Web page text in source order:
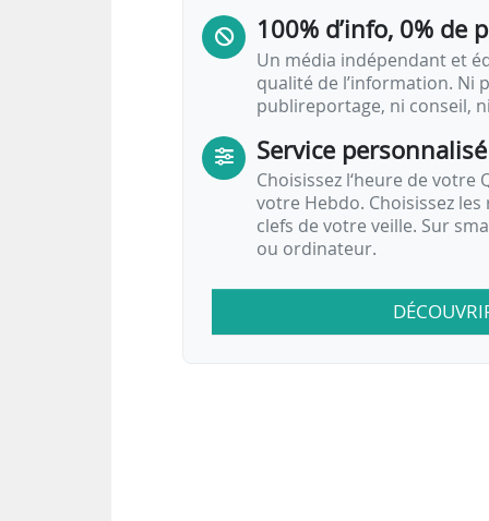
100% d’info, 0% de
Un média indépendant et
qualité de l’information. Ni
publireportage, ni conseil,
Service personnalisé
Choisissez l‘heure de votre
votre Hebdo. Choisissez
clefs de votre veille. Sur
ou ordinateur.